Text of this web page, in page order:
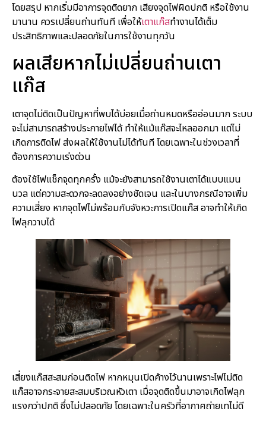
โดยสรุป หากเริ่มมีอาการจุดติดยาก เสียงจุดไฟผิดปกติ หรือใช้งาน
มานาน ควรเปลี่ยนถ่านทันที เพื่อให้เตาแก๊สทำงานได้เต็ม
ประสิทธิภาพและปลอดภัยในการใช้งานทุกวัน
ผลเสียหากไม่เปลี่ยนถ่านเตา
แก๊ส
เตาจุดไม่ติดเป็นปัญหาที่พบได้บ่อยเมื่อถ่านหมดหรืออ่อนมาก ระบบ
จะไม่สามารถสร้างประกายไฟได้ ทำให้แม้แก๊สจะไหลออกมา แต่ไม่
เกิดการติดไฟ ส่งผลให้ใช้งานไม่ได้ทันที โดยเฉพาะในช่วงเวลาที่
ต้องการความเร่งด่วน
ต้องใช้ไฟแช็กจุดทุกครั้ง แม้จะยังสามารถใช้งานเตาได้แบบแมน
นวล แต่ความสะดวกจะลดลงอย่างชัดเจน และในบางกรณีอาจเพิ่ม
ความเสี่ยง หากจุดไฟไม่พร้อมกับจังหวะการเปิดแก๊ส อาจทำให้เกิด
ไฟลุกวาบได้
เสี่ยงแก๊สสะสมก่อนติดไฟ หากหมุนเปิดค้างไว้นานเพราะไฟไม่ติด
แก๊สอาจกระจายสะสมบริเวณหัวเตา เมื่อจุดติดขึ้นมาอาจเกิดไฟลุก
แรงกว่าปกติ ซึ่งไม่ปลอดภัย โดยเฉพาะในครัวที่อากาศถ่ายเทไม่ดี